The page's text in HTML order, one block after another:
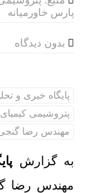
پارس خاورمیانه
بدون دیدگاه
پایگاه خبری و
پتروشیمی
مهندس رضا
به گزارش
مهندس رضا